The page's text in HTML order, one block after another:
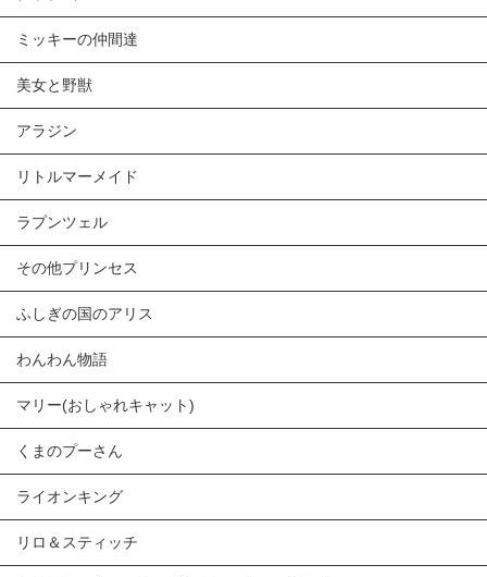
ミッキーの仲間達
美女と野獣
アラジン
リトルマーメイド
ラプンツェル
その他プリンセス
ふしぎの国のアリス
わんわん物語
マリー(おしゃれキャット)
くまのプーさん
ライオンキング
リロ＆スティッチ